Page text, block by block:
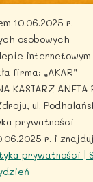
zdrowytydzien.pl
ITentego.pl
10.06.2025 r.
osobowych
internetowym
firma: „AKAR”
KASIARZ ANETA
ul.
prywatności
r. i
prywatności |